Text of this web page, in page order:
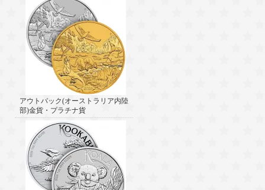
アウトバック(オーストラリア内陸
部)金貨・プラチナ貨